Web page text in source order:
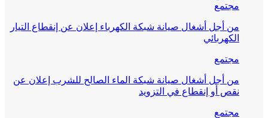
مجتمع
من أجل أشغال صيانة شبكة الكهرباء إعلان عن إنقطاع التيار
الكهربائي
مجتمع
من أجل أشغال صيانة شبكة الماء الصالح للشرب إعلان عن
نقص أو إنقطاع في التزويد
مجتمع